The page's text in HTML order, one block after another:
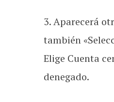
3. Aparecerá
también
Elige Cuenta
denegado.